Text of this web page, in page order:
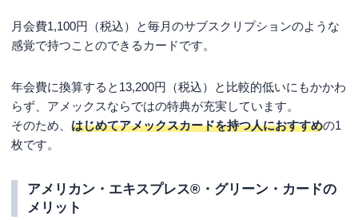
月会費1,100円（税込）と毎月のサブスクリプションのような
感覚で持つことのできるカードです。
年会費に換算すると13,200円（税込）と比較的低いにもかかわ
らず、アメックスならではの特典が充実しています。
そのため、 はじめてアメックスカードを持つ人におすすめの1
枚です。
アメリカン・エキスプレス®・グリーン・カードの
メリット